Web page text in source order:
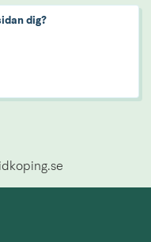
dig?